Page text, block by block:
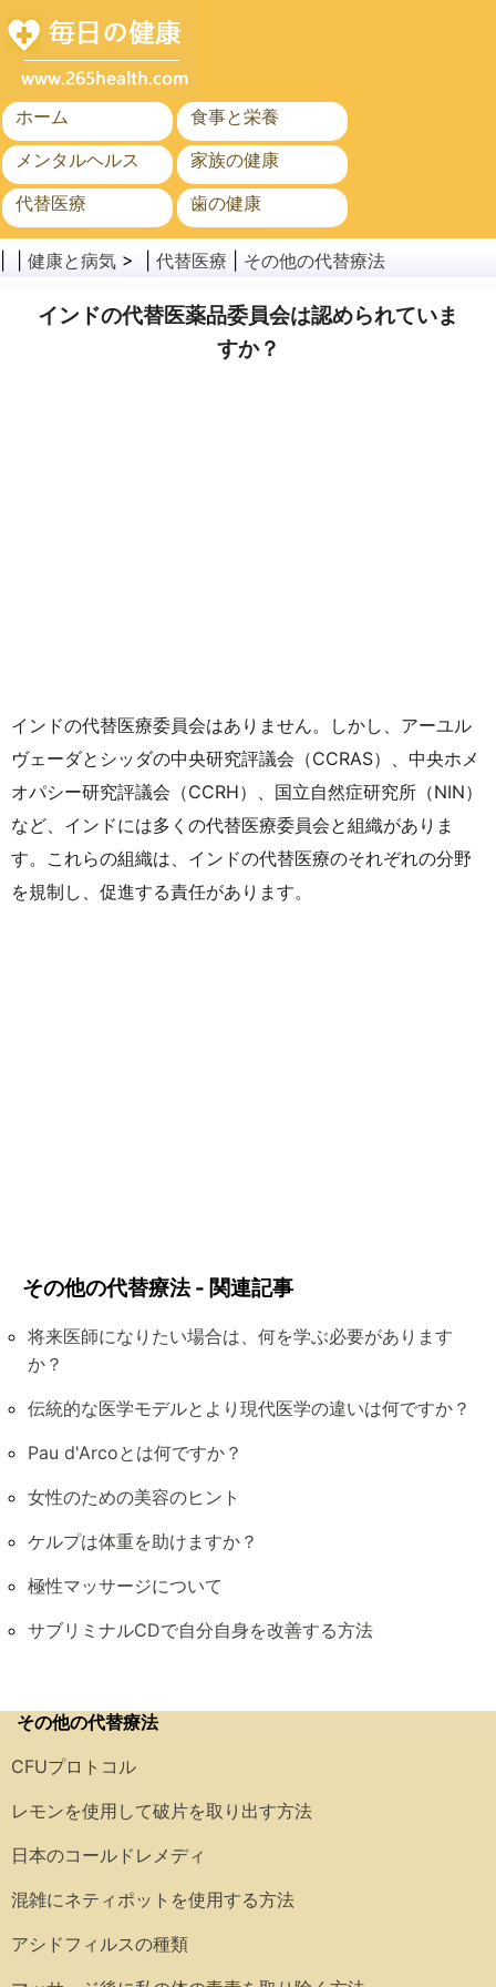
ホーム
食事と栄養
メンタルヘルス
家族の健康
代替医療
歯の健康
がん
公衆衛生と安全
健康と病気 > | 代替医療 その他の代替療法
インドの代替医薬品委員会は認められていま
すか？
インドの代替医療委員会はありません。しかし、アーユル
ヴェーダとシッダの中央研究評議会（CCRAS）、中央ホメ
オパシー研究評議会（CCRH）、国立自然症研究所（NIN）
など、インドには多くの代替医療委員会と組織がありま
す。これらの組織は、インドの代替医療のそれぞれの分野
を規制し、促進する責任があります。
その他の代替療法 - 関連記事
将来医師になりたい場合は、何を学ぶ必要があります
か？
伝統的な医学モデルとより現代医学の違いは何ですか？
Pau d'Arcoとは何ですか？
女性のための美容のヒント
ケルプは体重を助けますか？
極性マッサージについて
サブリミナルCDで自分自身を改善する方法
その他の代替療法
CFUプロトコル
レモンを使用して破片を取り出す方法
日本のコールドレメディ
混雑にネティポットを使用する方法
アシドフィルスの種類